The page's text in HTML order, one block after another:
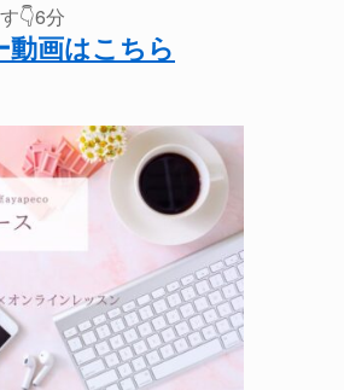
👇6分
画はこちら